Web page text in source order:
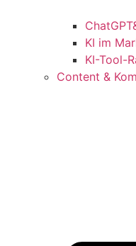
KI im
KI-Tool-
Content &